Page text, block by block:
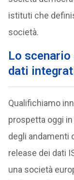
istituti che
società.
Lo
dati
Qualifichiamo
prospetta oggi
degli andamenti
release dei dati
una società